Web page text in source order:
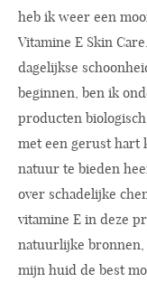
heb ik weer een
Vitamine E Skin
dagelijkse
beginnen, ben ik
producten
met een gerust hart
natuur te bieden
over schadelijke
vitamine E in deze
natuurlijke
mijn huid de best